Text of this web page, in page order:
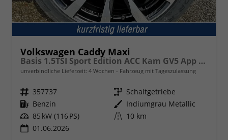
Volkswagen Caddy Maxi
Basis 1.5TSI Sport Edition ACC Kam GV5 App AHK Reling
unverbindliche Lieferzeit: 4 Wochen Fahrzeug mit Tageszulassung
Fahrzeugnr. 357737 Getriebe Schaltgetriebe
Kraftstoff Benzin Außenfarbe Indiumgrau Metallic
Leistung 85 kW (116 PS) Kilometerstand 10 km
01.06.2026